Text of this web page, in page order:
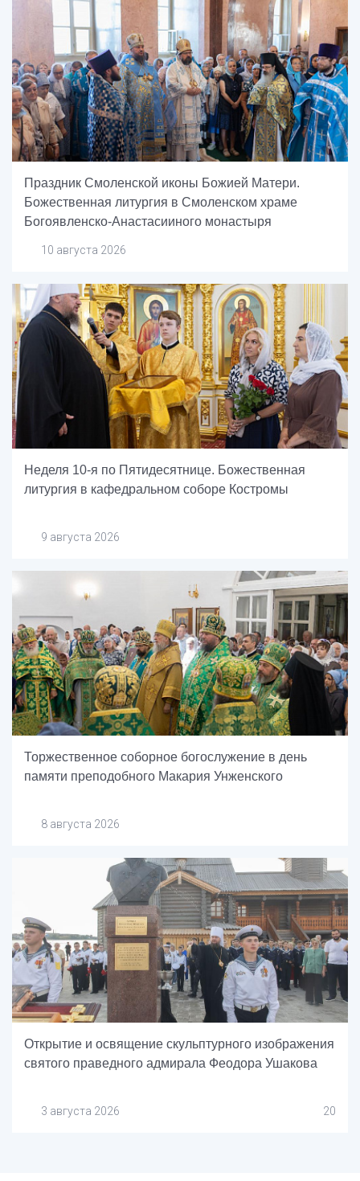
Праздник Смоленской иконы Божией Матери.
Божественная литургия в Смоленском храме
Богоявленско-Анастасииного монастыря
10 августа 2026
Неделя 10-я по Пятидесятнице. Божественная
литургия в кафедральном соборе Костромы
9 августа 2026
Торжественное соборное богослужение в день
памяти преподобного Макария Унженского
8 августа 2026
Открытие и освящение скульптурного изображения
святого праведного адмирала Феодора Ушакова
3 августа 2026 20